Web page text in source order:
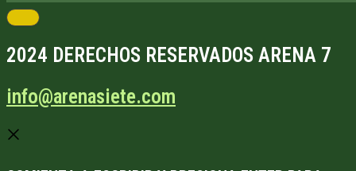
2024 DERECHOS RESERVADOS ARENA 7
info@arenasiete.com